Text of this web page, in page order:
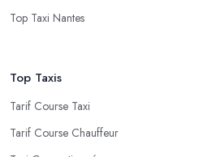
Top Taxi Nantes
Top Taxis
Tarif Course Taxi
Tarif Course Chauffeur